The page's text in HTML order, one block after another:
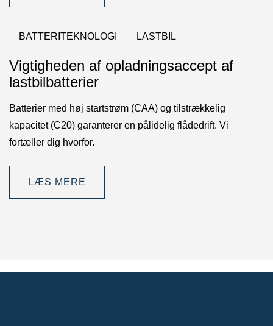
BATTERITEKNOLOGI LASTBIL
Vigtigheden af opladningsaccept af
lastbilbatterier
Batterier med høj startstrøm (CAA) og tilstrækkelig
kapacitet (C20) garanterer en pålidelig flådedrift. Vi
fortæller dig hvorfor.
LÆS MERE